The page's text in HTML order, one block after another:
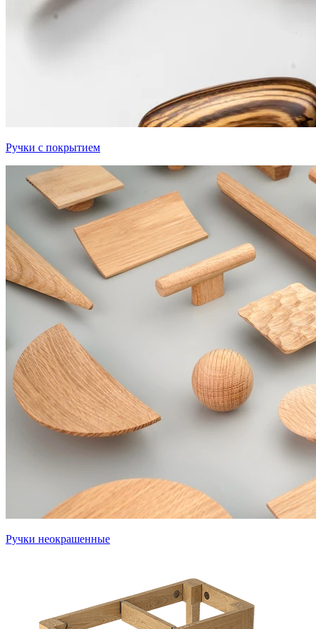
Ручки с покрытием
Ручки неокрашенные